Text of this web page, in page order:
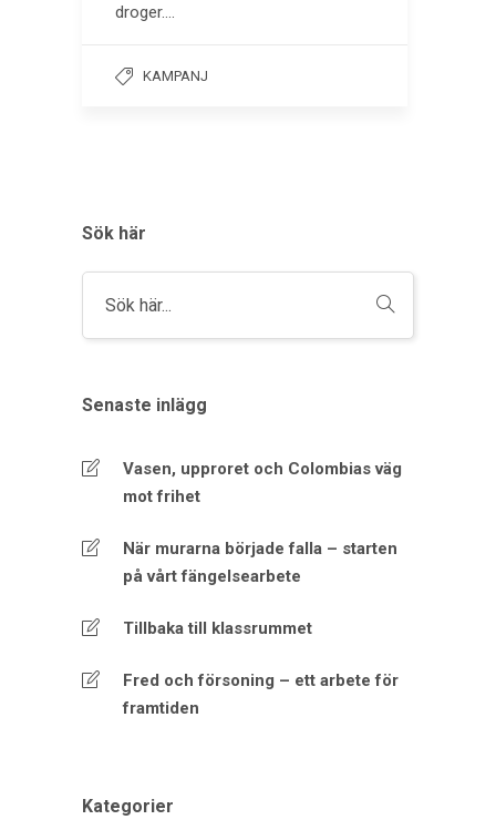
droger….
KAMPANJ
Sök här
Senaste inlägg
Vasen, upproret och Colombias väg
mot frihet
När murarna började falla – starten
på vårt fängelsearbete
Tillbaka till klassrummet
Fred och försoning – ett arbete för
framtiden
Kategorier